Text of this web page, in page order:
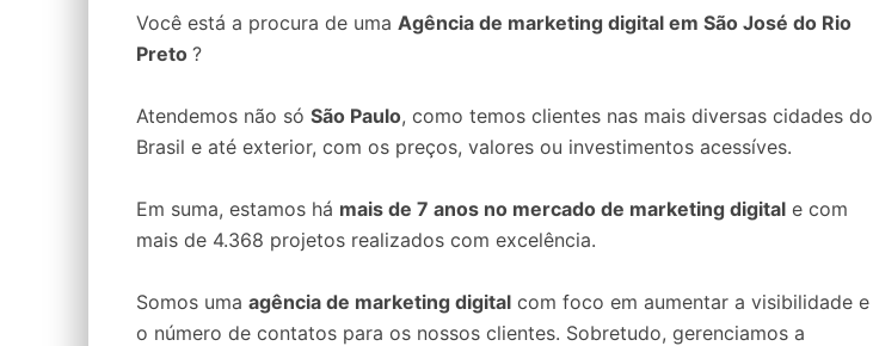
Você está a procura de uma Agência de marketing digital em São José do Rio
Preto ?
Atendemos não só São Paulo, como temos clientes nas mais diversas cidades do
Brasil e até exterior, com os preços, valores ou investimentos acessíves.
Em suma, estamos há mais de 7 anos no mercado de marketing digital e com
mais de 4.368 projetos realizados com excelência.
Somos uma agência de marketing digital com foco em aumentar a visibilidade e
o número de contatos para os nossos clientes. Sobretudo, gerenciamos a